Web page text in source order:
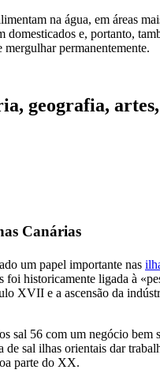
na água, em áreas
domesticados e, portanto,
mergulhar permanentemente.
geografia,
Canárias
um papel importante nas
foi historicamente ligada à
XVII e a ascensão da
sal 56 com um negócio bem
sal ilhas orientais dar
parte do XX.